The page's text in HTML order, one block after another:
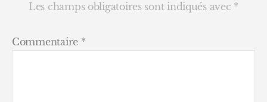
Les champs obligatoires sont indiqués avec *
Commentaire *